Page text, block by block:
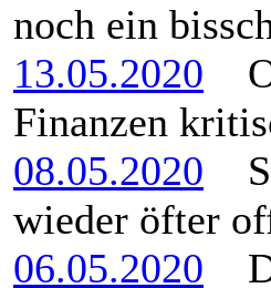
noch ein
13.05.2020
Finanzen
08.05.2020
wieder öfter
06.05.2020